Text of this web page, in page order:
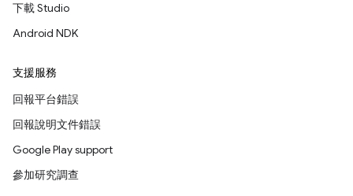
下載 Studio
Android NDK
支援服務
回報平台錯誤
回報說明文件錯誤
Google Play support
參加研究調查